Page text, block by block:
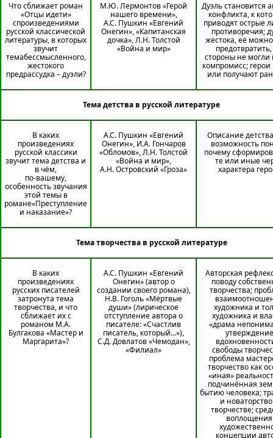
Что сближает роман
«Отцы идети»
спроизведениями
русской классической
литературы, в которых
звучит
темабессмысленного,
жестокого
предрассудка – дуэли?
М.Ю. Лермонтов «Герой
нашего времени»,
А.С. Пушкин «Евгений
Онегин», «Капитанская
дочка», Л.Н. Толстой
«Война и мир»
Дуэль становится
конфликта, к
приводят острые
противоречия;
жестока, её
стороны не могли
компромисс; герои
или получают
Тема детства в русской литературе
В каких
произведениях
русской классики
звучит тема детства и
в чём,
по-вашему,
особенность звучания
этой темы в
романе«Преступление
и наказание»?
А.С. Пушкин «Евгений
Онегин», И.А. Гончаров
«Обломов», Л.Н. Толстой
«Война и мир»,
А.Н. Островский «Гроза»
Описание
возможность
почему
те или иные
характера
Тема творчества в русской литературе
В каких
произведениях
русских писателей
затронута тема
творчества, и что
сближает их с
романом М.А.
Булгакова «Мастер и
Маргарита»?
А.С. Пушкин «Евгений
Онегин» (автор о
создании своего романа),
Н.В. Гоголь «Мёртвые
души» (лирическое
отступление автора о
писателе: «Счастлив
писатель, который...»),
С.Д. Довлатов «Чемодан»,
«Филиал»
Авторская
поводу
творчества;
художника и
художника и
«драма
утверждение
свободы
проблема
творчество как
«иная»
подчинённая
бытию человека;
и
творчестве;
воплощения
концепции